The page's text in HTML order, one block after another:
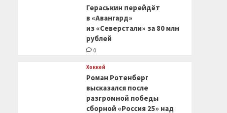
Гераськин перейдёт
в «Авангард»
из «Северстали» за 80 млн
рублей
0
Хоккей
Роман Ротенберг
высказался после
разгромной победы
сборной «Россия 25» над